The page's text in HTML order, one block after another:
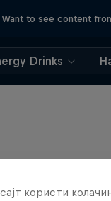
Want to see content
Drinks
користи